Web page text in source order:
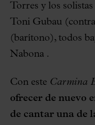
Torres y los
Toni Gubau
(barítono), todos
Nabona .
Con este Carmina
ofrecer de nuevo
de cantar una de